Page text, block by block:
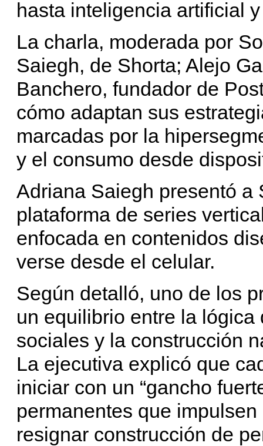
hasta inteligencia artificial
La charla, moderada por
Saiegh, de Shorta; Alejo
Banchero, fundador de
cómo adaptan sus
marcadas por la
y el consumo desde
Adriana Saiegh presentó a
plataforma de series
enfocada en contenidos
verse desde el celular.
Según detalló, uno de los
un equilibrio entre la
sociales y la construcción
La ejecutiva explicó que
iniciar con un “gancho
permanentes que
resignar construcción de